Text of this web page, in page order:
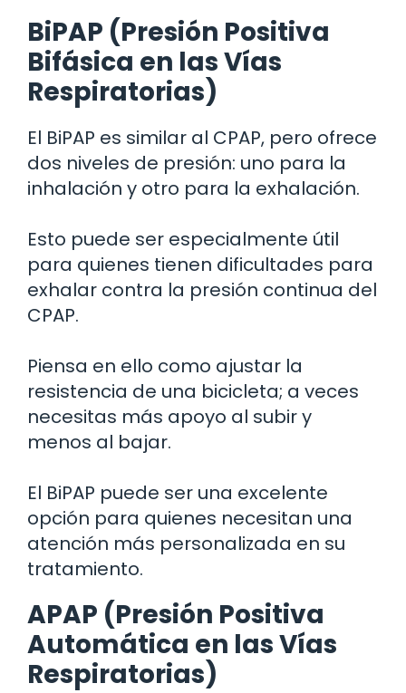
BiPAP (Presión Positiva
Bifásica en las Vías
Respiratorias)
El BiPAP es similar al CPAP, pero ofrece
dos niveles de presión: uno para la
inhalación y otro para la exhalación.
Esto puede ser especialmente útil
para quienes tienen dificultades para
exhalar contra la presión continua del
CPAP.
Piensa en ello como ajustar la
resistencia de una bicicleta; a veces
necesitas más apoyo al subir y
menos al bajar.
El BiPAP puede ser una excelente
opción para quienes necesitan una
atención más personalizada en su
tratamiento.
APAP (Presión Positiva
Automática en las Vías
Respiratorias)